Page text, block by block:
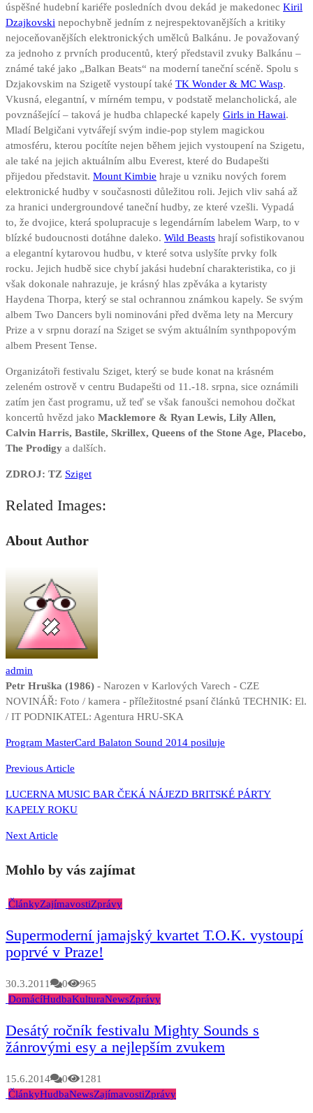
úspěšné hudební kariéře posledních dvou dekád je makedonec Kiril
Dzajkovski nepochybně jedním z nejrespektovanějších a kritiky
nejoceňovanějších elektronických umělců Balkánu. Je považovaný
za jednoho z prvních producentů, který představil zvuky Balkánu –
známé také jako „Balkan Beats“ na moderní taneční scéně. Spolu s
Dzjakovskim na Szigetě vystoupí také TK Wonder & MC Wasp.
Vkusná, elegantní, v mírném tempu, v podstatě melancholická, ale
povznášející – taková je hudba chlapecké kapely Girls in Hawai.
Mladí Belgičani vytvářejí svým indie-pop stylem magickou
atmosféru, kterou pocítíte nejen během jejich vystoupení na Szigetu,
ale také na jejich aktuálním albu Everest, které do Budapešti
přijedou představit. Mount Kimbie hraje u vzniku nových forem
elektronické hudby v současnosti důležitou roli. Jejich vliv sahá až
za hranici undergroundové taneční hudby, ze které vzešli. Vypadá
to, že dvojice, která spolupracuje s legendárním labelem Warp, to v
blízké budoucnosti dotáhne daleko. Wild Beasts hrají sofistikovanou
a elegantní kytarovou hudbu, v které sotva uslyšíte prvky folk
rocku. Jejich hudbě sice chybí jakási hudební charakteristika, co ji
však dokonale nahrazuje, je krásný hlas zpěváka a kytaristy
Haydena Thorpa, který se stal ochrannou známkou kapely. Se svým
albem Two Dancers byli nominováni před dvěma lety na Mercury
Prize a v srpnu dorazí na Sziget se svým aktuálním synthpopovým
albem Present Tense.
Organizátoři festivalu Sziget, který se bude konat na krásném
zeleném ostrově v centru Budapešti od 11.-18. srpna, sice oznámili
zatím jen čast programu, už teď se však fanoušci nemohou dočkat
koncertů hvězd jako Macklemore & Ryan Lewis, Lily Allen,
Calvin Harris, Bastile, Skrillex, Queens of the Stone Age, Placebo,
The Prodigy a dalších.
ZDROJ: TZ Sziget
Related Images:
About Author
admin
Petr Hruška (1986) - Narozen v Karlových Varech - CZE
NOVINÁŘ: Foto / kamera - příležitostné psaní článků TECHNIK: El.
/ IT PODNIKATEL: Agentura HRU-SKA
Navigace
pro
Program MasterCard Balaton Sound 2014 posiluje
Previous Article
LUCERNA MUSIC BAR ČEKÁ NÁJEZD BRITSKÉ PÁRTY
KAPELY ROKU
Next Article
Mohlo by vás zajímat
ČlánkyZajímavostiZprávy
Supermoderní jamajský kvartet T.O.K. vystoupí
poprvé v Praze!
30.3.2011 0
965
DomácíHudbaKulturaNewsZprávy
Desátý ročník festivalu Mighty Sounds s
žánrovými esy a nejlepším zvukem
15.6.2014 0
1281
ČlánkyHudbaNewsZajímavostiZprávy